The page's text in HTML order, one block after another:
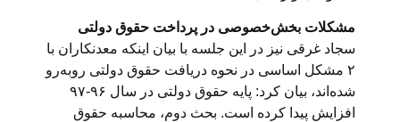
مشکلات بخش‌خصوصی در پرداخت حقوق دولتی
سجاد غرقی نیز در این جلسه با بیان اینکه معدنکاران با
۲ مشکل اساسی در نحوه دریافت حقوق دولتی روبه‌رو
شده‌اند، بیان کرد: پایه حقوق دولتی در سال ۹۶-۹۷
افزایش پیدا کرده است. بحث دوم، محاسبه حقوق